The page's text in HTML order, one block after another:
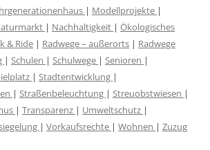
| Modellprojekte |
| Nachhaltigkeit | Ökologisches
& Ride | Radwege – außerorts | Radwege
| Schulen | Schulwege | Senioren |
| Stadtentwicklung |
| Straßenbeleuchtung | Streuobstwiesen |
| Transparenz | Umweltschutz |
| Vorkaufsrechte | Wohnen | Zuzug